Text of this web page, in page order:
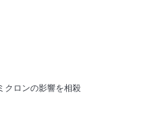
クロンの影響を相殺